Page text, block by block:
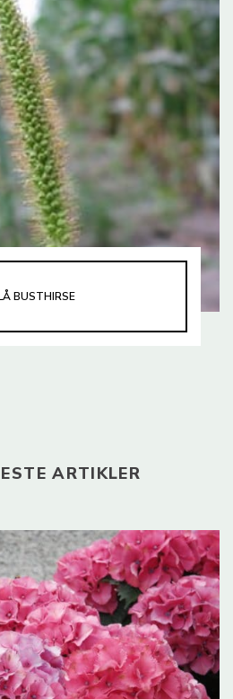
BUSTHIRSE
ARTIKLER